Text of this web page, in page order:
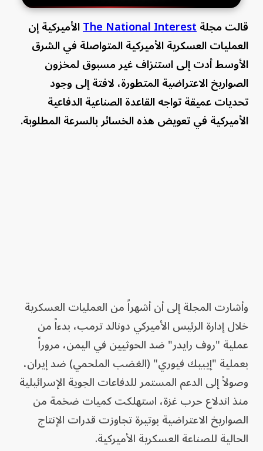
قالت مجلةThe National Interestالأميركية إن
العمليات العسكرية الأميركية المتواصلة في الشرق
الأوسط أدت إلى استنزاف غير مسبوق لمخزون
الصواريخ الاعتراضية المتطورة، لافتة إلى وجود
تحديات عميقة تواجه القاعدة الصناعية الدفاعية
الأميركية في تعويض هذه الخسائر بالسرعة المطلوبة.
وأشارت المجلة إلى أن أشهراً من العمليات العسكرية
خلال إدارة الرئيس الأميركي دونالد ترمب، بدءاً من
عملية "روف رايدر" ضد الحوثيين في اليمن، مروراً
بعملية "إيبيك فيوري" (الغضب الملحمي) ضد إيران،
وصولاً إلى الدعم المستمر للدفاعات الجوية الإسرائيلية
منذ اندلاع حرب غزة، استهلكت كميات ضخمة من
الصواريخ الاعتراضية بوتيرة تجاوزت قدرات الإنتاج
الحالية للصناعة العسكرية الأميركية.